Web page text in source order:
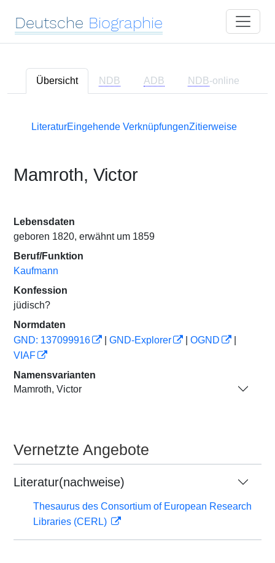
Deutsche Biographie
Übersicht NDB ADB NDB-online
LiteraturEingehende VerknüpfungenZitierweise
Mamroth, Victor
Lebensdaten
geboren 1820, erwähnt um 1859
Beruf/Funktion
Kaufmann
Konfession
jüdisch?
Normdaten
GND: 137099916
GND-Explorer OGND
VIAF
Namensvarianten
Mamroth, Victor
Vernetzte Angebote
Literatur(nachweise)
Thesaurus des Consortium of European Research
Libraries (CERL)